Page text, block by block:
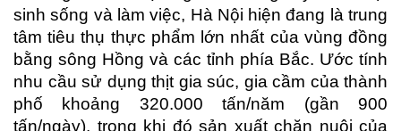
sinh sống và làm việc, Hà Nội hiện đang là trung
tâm tiêu thụ thực phẩm lớn nhất của vùng đồng
bằng sông Hồng và các tỉnh phía Bắc. Ước tính
nhu cầu sử dụng thịt gia súc, gia cầm của thành
phố khoảng 320.000 tấn/năm (gần 900
tấn/ngày), trong khi đó sản xuất chăn nuôi của